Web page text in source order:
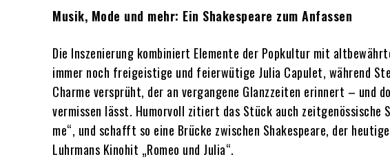
Musik, Mode und mehr: Ein Shakespeare zum Anfassen
Die Inszenierung kombiniert Elemente der Popkultur mit
immer noch freigeistige und feierwütige Julia Capulet, während
Charme versprüht, der an vergangene Glanzzeiten erinnert – und
vermissen lässt. Humorvoll zitiert das Stück auch zeitgenössische
me“, und schafft so eine Brücke zwischen Shakespeare, der
Luhrmans Kinohit „Romeo und Julia“.